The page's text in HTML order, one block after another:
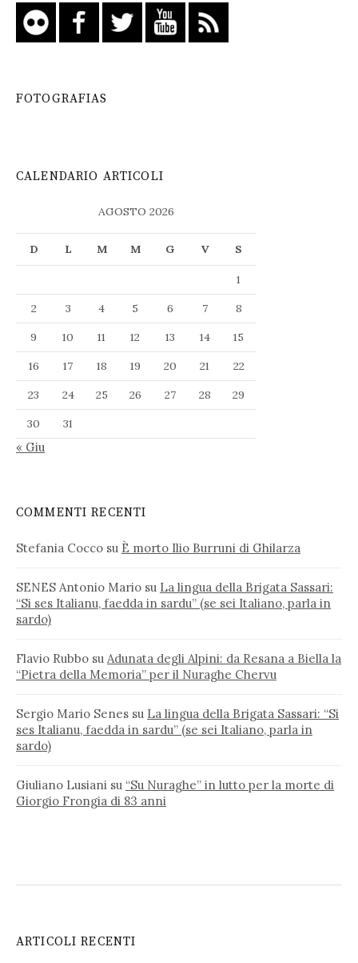
FOTOGRAFIAS
CALENDARIO ARTICOLI
AGOSTO 2026
D L M M G V S
1
2
3 4 5 6 7
8
9
10 11 12 13 14
15
16
17 18 19 20 21
22
23
24 25 26 27 28
29
30
31
« Giu
COMMENTI RECENTI
Stefania Cocco su È morto Ilio Burruni di Ghilarza
SENES Antonio Mario su La lingua della Brigata Sassari:
“Si ses Italianu, faedda in sardu” (se sei Italiano, parla in
sardo)
Flavio Rubbo su Adunata degli Alpini: da Resana a Biella la
“Pietra della Memoria” per il Nuraghe Chervu
Sergio Mario Senes su La lingua della Brigata Sassari: “Si
ses Italianu, faedda in sardu” (se sei Italiano, parla in
sardo)
Giuliano Lusiani su “Su Nuraghe” in lutto per la morte di
Giorgio Frongia di 83 anni
ARTICOLI RECENTI